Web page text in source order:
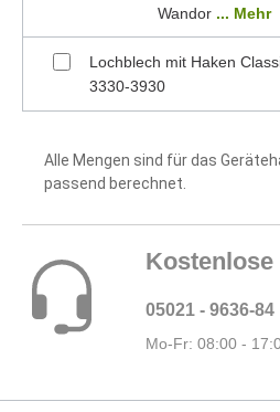
Wandor ... Mehr
Lochblech mit Haken
3330-3930
Alle Mengen sind für das
passend berechnet.
05021 - 9636-84
Mo-Fr: 08:00 -